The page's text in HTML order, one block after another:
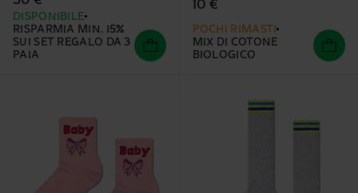
DISPONIBILE
RISPARMIA MIN. 15%
SUI SET REGALO DA 3
PAIA
10 €
POCHI RIMASTI
MIX DI COTONE
BIOLOGICO